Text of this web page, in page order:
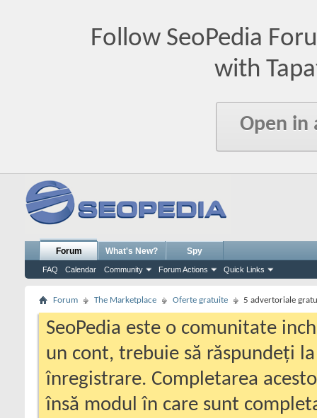
Follow SeoPedia
with
Open in
Forum
FAQ Calendar Community Forum Actions Quick Links
What's New? Spy
Forum The Marketplace Oferte gratuite 5 advertoriale
SeoPedia este o comunitate
un cont, trebuie să răspundeți
înregistrare. Completarea
însă modul în care sunt